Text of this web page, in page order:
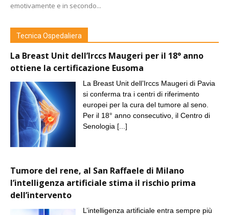
emotivamente e in secondo...
Tecnica Ospedaliera
La Breast Unit dell’Irccs Maugeri per il 18° anno
ottiene la certificazione Eusoma
La Breast Unit dell’Irccs Maugeri di Pavia
si conferma tra i centri di riferimento
europei per la cura del tumore al seno.
Per il 18° anno consecutivo, il Centro di
Senologia [...]
Tumore del rene, al San Raffaele di Milano
l’intelligenza artificiale stima il rischio prima
dell’intervento
L’intelligenza artificiale entra sempre più